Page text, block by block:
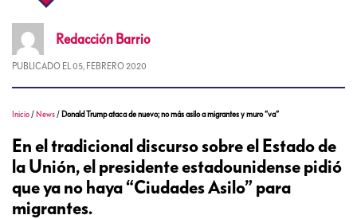
Redacción Barrio
PUBLICADO EL 05, FEBRERO 2020
Inicio / News / Donald Trump ataca de nuevo; no más asilo a migrantes y muro “va”
En el tradicional discurso sobre el Estado de
la Unión, el presidente estadounidense pidió
que ya no haya “Ciudades Asilo” para
migrantes.